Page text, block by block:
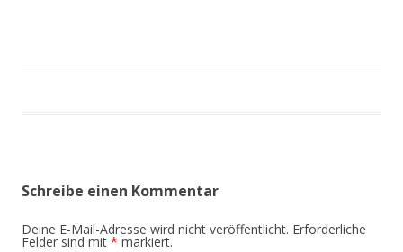
Schreibe einen Kommentar
Deine E-Mail-Adresse wird nicht veröffentlicht. Erforderliche
Felder sind mit * markiert.